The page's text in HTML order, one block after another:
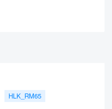
HLK_RM65